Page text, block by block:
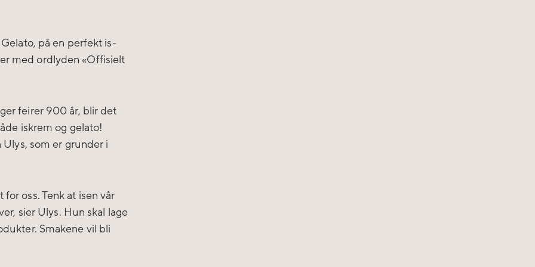
på en perfekt is-
med ordlyden «Offisielt
feirer 900 år, blir det
iskrem og gelato!
som er grunder i
oss. Tenk at isen vår
sier Ulys. Hun skal lage
Smakene vil bli